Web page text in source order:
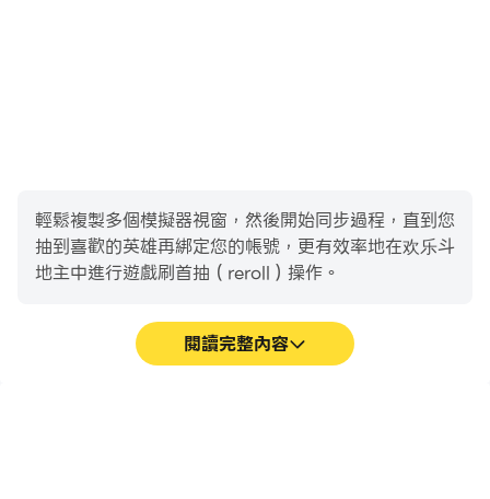
輕鬆複製多個模擬器視窗，然後開始同步過程，直到您
抽到喜歡的英雄再綁定您的帳號，更有效率地在欢乐斗
地主中進行遊戲刷首抽（reroll）操作。
閱讀完整內容